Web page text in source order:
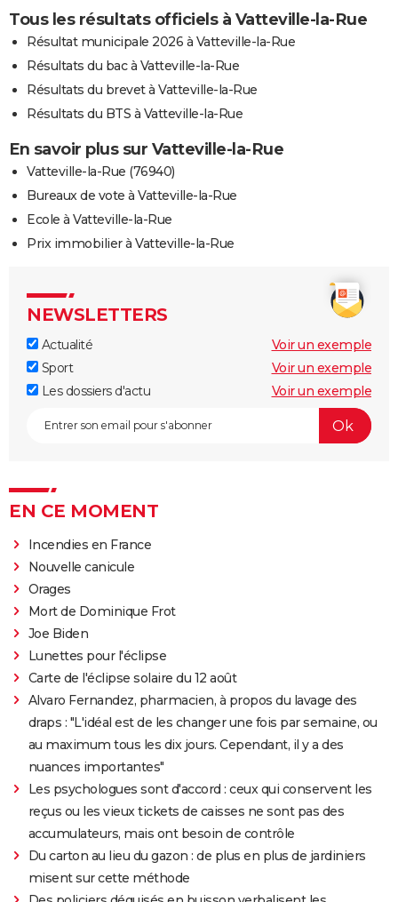
Tous les résultats officiels à Vatteville-la-Rue
Résultat municipale 2026 à Vatteville-la-Rue
Résultats du bac à Vatteville-la-Rue
Résultats du brevet à Vatteville-la-Rue
Résultats du BTS à Vatteville-la-Rue
En savoir plus sur Vatteville-la-Rue
Vatteville-la-Rue (76940)
Bureaux de vote à Vatteville-la-Rue
Ecole à Vatteville-la-Rue
Prix immobilier à Vatteville-la-Rue
NEWSLETTERS
Actualité
Voir un exemple
Sport
Voir un exemple
Les dossiers d'actu
Voir un exemple
EN CE MOMENT
Incendies en France
Nouvelle canicule
Orages
Mort de Dominique Frot
Joe Biden
Lunettes pour l'éclipse
Carte de l'éclipse solaire du 12 août
Alvaro Fernandez, pharmacien, à propos du lavage des
draps : "L'idéal est de les changer une fois par semaine, ou
au maximum tous les dix jours. Cependant, il y a des
nuances importantes"
Les psychologues sont d'accord : ceux qui conservent les
reçus ou les vieux tickets de caisses ne sont pas des
accumulateurs, mais ont besoin de contrôle
Du carton au lieu du gazon : de plus en plus de jardiniers
misent sur cette méthode